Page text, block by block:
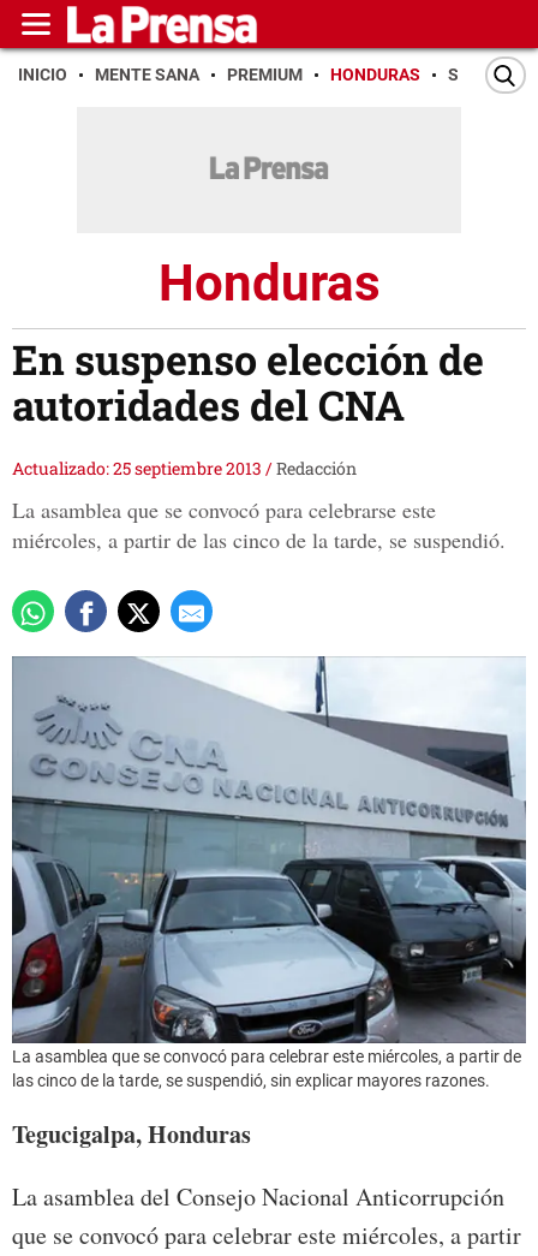
INICIO MENTE SANA PREMIUM HONDURAS SAN PEDRO
Honduras
En suspenso elección de
autoridades del CNA
Actualizado: 25 septiembre 2013 /Redacción
La asamblea que se convocó para celebrarse este
miércoles, a partir de las cinco de la tarde, se suspendió.
La asamblea que se convocó para celebrar este miércoles, a partir de
las cinco de la tarde, se suspendió, sin explicar mayores razones.
Tegucigalpa, Honduras
La asamblea del Consejo Nacional Anticorrupción
que se convocó para celebrar este miércoles, a partir